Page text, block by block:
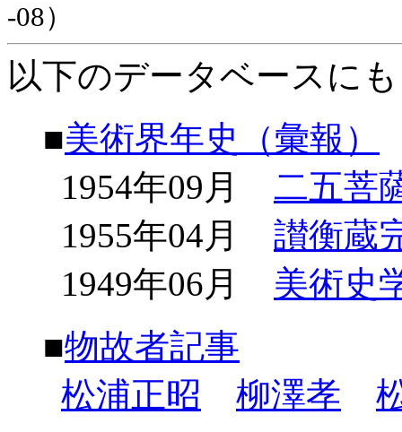
-08）
以下のデータベースに
■美術界年史（彙報）
1954年09月 二五菩
1955年04月 讃衡蔵
1949年06月 美術史
■物故者記事
松浦正昭
柳澤孝